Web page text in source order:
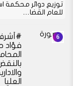
توزيع دوائر محكمة
للعام القضا…
فؤاد
العليا